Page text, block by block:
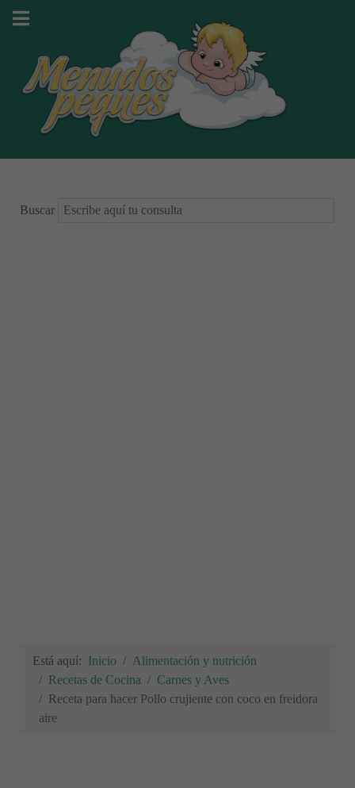
Buscar
Está aquí: Inicio
Alimentación y nutrición
Recetas de Cocina
Carnes y Aves
Receta para hacer Pollo crujiente con coco en freidora
aire